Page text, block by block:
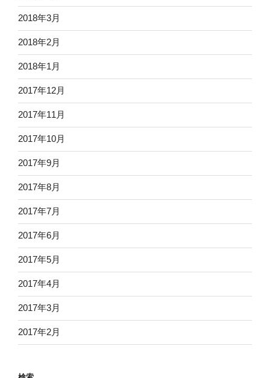
2018年3月
2018年2月
2018年1月
2017年12月
2017年11月
2017年10月
2017年9月
2017年8月
2017年7月
2017年6月
2017年5月
2017年4月
2017年3月
2017年2月